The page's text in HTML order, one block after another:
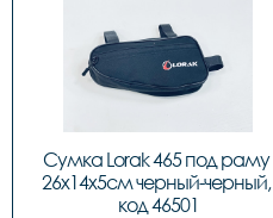
Сумка Lorak 465 под раму
26х14х5см черный-черный,
код 46501